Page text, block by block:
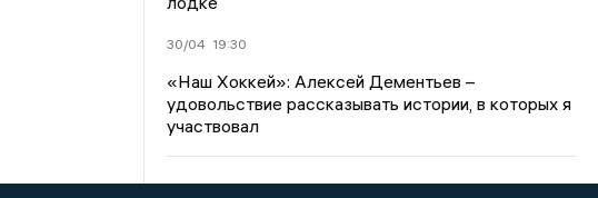
30/04 19:30
«Наш Хоккей»: Алексей Дементьев –
удовольствие рассказывать истории, в которых я
участвовал